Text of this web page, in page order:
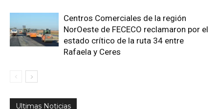
Centros Comerciales de la región
NorOeste de FECECO reclamaron por el
estado crítico de la ruta 34 entre
Rafaela y Ceres
Ultimas Noticias